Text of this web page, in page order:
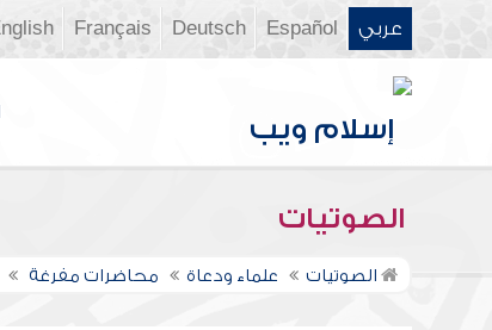
عربي Español
Deutsch
Français
الصوتيات
الصوتيات علماء ودعاة محاضرات مفرغة